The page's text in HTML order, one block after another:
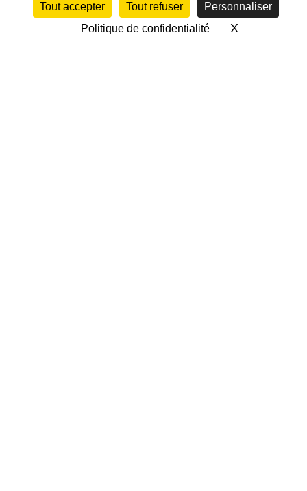
Tout accepter Tout refuser
Personnaliser
Politique de confidentialité
XMasquer le
CALENDRIER